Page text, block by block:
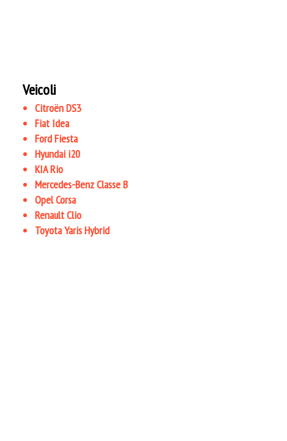
Veicoli
Citroën DS3
Fiat Idea
Ford Fiesta
Hyundai i20
KIA Rio
Mercedes-Benz Classe B
Opel Corsa
Renault Clio
Toyota Yaris Hybrid